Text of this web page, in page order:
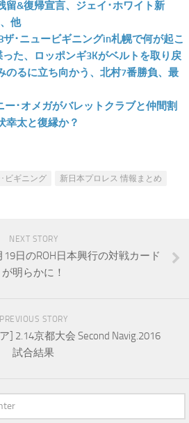
留&復帰宣言、ジェイ･ホワイト新
他
･ニュービギニングin札幌で何が起こ
った、ロッポンギ3Kがベルトを取り戻
のるに立ち向かう、北村7番勝負、最
ー･オメガがバレットクラブと仲間割
幸太と復縁か？
ビギニング 新日本プロレス 情報まとめ
NEXT STORY
日のROH日本興行の対戦カード
が明らかに！
PREVIOUS STORY
] 2.14京都大会 Second Navig.2016
試合結果